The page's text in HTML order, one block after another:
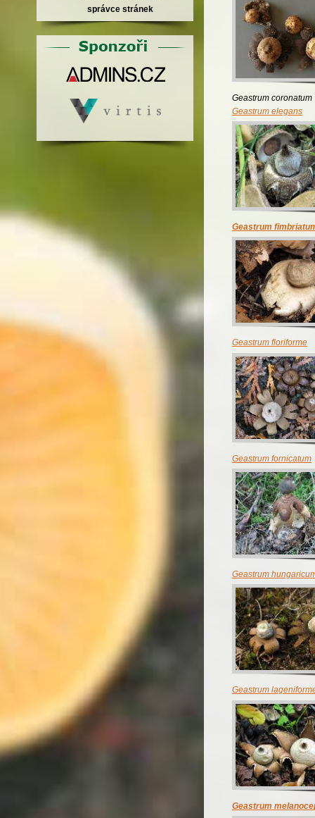
správce stránek
Geastrum coronatum
Geastrum elegans
Geastrum
Geastrum floriforme
Geastrum fornicatum
Geastrum
Geastrum
Geastrum